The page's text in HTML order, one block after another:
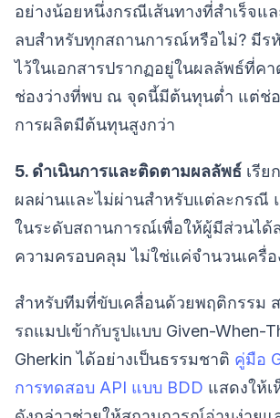
อย่างน้อยหนึ่งกรณีเส้นทางที่สำเร็จแ
ลบสำหรับทุกสถานการณ์หรือไม่? มีร
ไว้ในเอกสารปรากฏอยู่ในผลลัพธ์ที่ค
ช่องว่างที่พบ ณ จุดนี้มีต้นทุนต่ำ แต่ช่
การผลิตมีต้นทุนสูงกว่า
5. ดำเนินการและติดตามผลลัพธ์ เรี
ผลผ่านและไม่ผ่านสำหรับแต่ละกรณี
ในระดับสถานการณ์เพื่อให้ผู้มีส่วนได้
ความครอบคลุม ไม่ใช่แค่จำนวนเครื่อ
สำหรับทีมที่ขับเคลื่อนด้วยพฤติกรรม
รถแมปเข้ากับรูปแบบ Given-When-
Gherkin ได้อย่างเป็นธรรมชาติ คู่มือ
การทดสอบ API แบบ BDD แสดงให้เ